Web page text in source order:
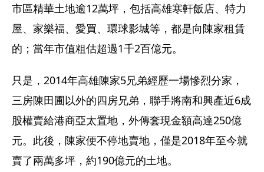
市區精華土地逾12萬坪，包括高雄寒軒飯店、特力
屋、家樂福、愛買、環球影城等，都是向陳家租賃
的；當年市值粗估超過1千2百億元。
只是，2014年高雄陳家5兄弟經歷一場慘烈分家，
三房陳田圃以外的四房兄弟，聯手將南和興產近6成
股權賣給港商亞太置地，外傳套現金額高達250億
元。此後，陳家便不停地賣地，僅是2018年至今就
賣了兩萬多坪，約190億元的土地。